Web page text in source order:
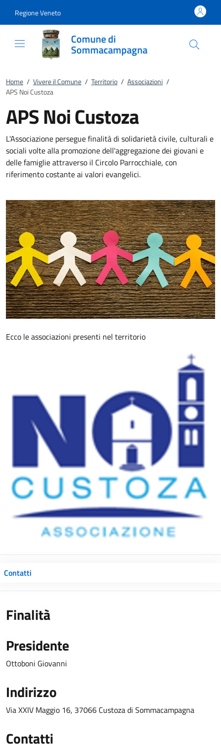
Regione Veneto
Comune di
Sommacampagna
Home / Vivere il Comune / Territorio / Associazioni /
APS Noi Custoza
APS Noi Custoza
L'Associazione persegue finalità di solidarietà civile, culturali e
sociali volte alla promozione dell'aggregazione dei giovani e
delle famiglie attraverso il Circolo Parrocchiale, con
riferimento costante ai valori evangelici.
Ecco le associazioni presenti nel territorio
Contatti
Finalità
Presidente
Ottoboni Giovanni
Indirizzo
Via XXIV Maggio 16, 37066 Custoza di Sommacampagna
Contatti